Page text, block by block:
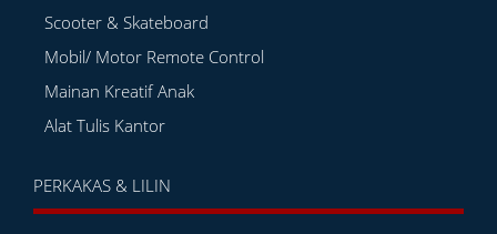
Scooter & Skateboard
Mobil/ Motor Remote Control
Mainan Kreatif Anak
Alat Tulis Kantor
PERKAKAS & LILIN